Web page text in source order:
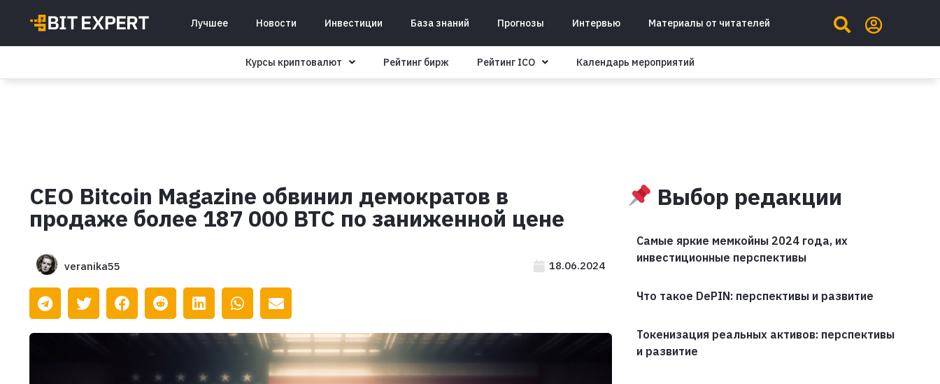
Лучшее Новости Инвестиции База знаний Прогнозы Интервью Материалы от читателей
Курсы криптовалют Рейтинг бирж Рейтинг ICO Календарь мероприятий
CEO Bitcoin Magazine обвинил демократов в
продаже более 187 000 BTC по заниженной цене
veranika55 18.06.2024
Выбор редакции
Самые яркие мемкойны 2024 года, их
инвестиционные перспективы
Что такое DePIN: перспективы и развитие
Токенизация реальных активов: перспективы
и развитие